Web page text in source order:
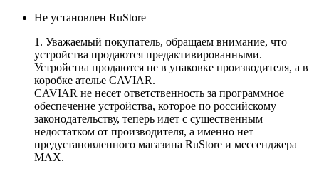
Не установлен RuStore
1. Уважаемый покупатель, обращаем внимание, что
устройства продаются предактивированными.
Устройства продаются не в упаковке производителя, а в
коробке ателье CAVIAR.
CAVIAR не несет ответственность за программное
обеспечение устройства, которое по российскому
законодательству, теперь идет с существенным
недостатком от производителя, а именно нет
предустановленного магазина RuStore и мессенджера
MAX.